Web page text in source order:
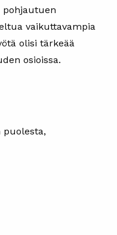
vaikuttavampia
olisi tärkeää
osioissa.
puolesta,